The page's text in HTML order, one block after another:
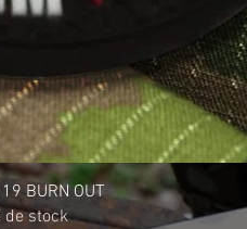
BURN OUT
de stock